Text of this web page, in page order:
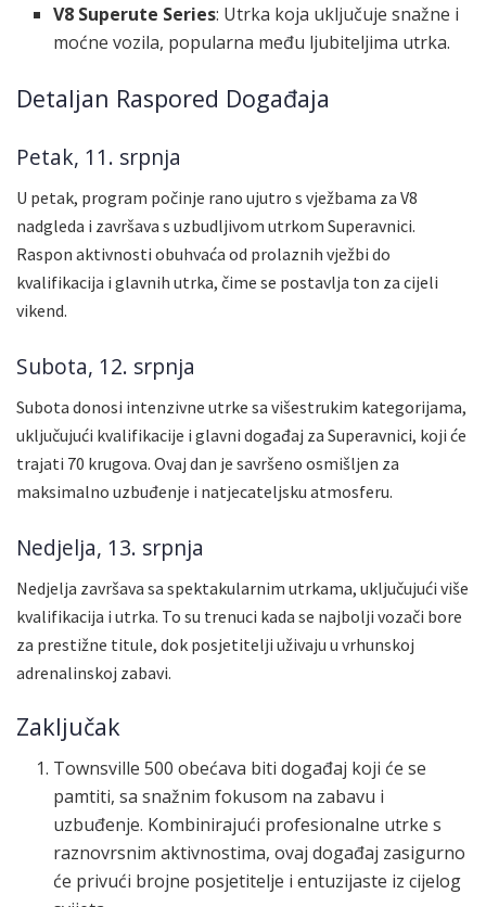
V8 Superute Series: Utrka koja uključuje snažne i
moćne vozila, popularna među ljubiteljima utrka.
Detaljan Raspored Događaja
Petak, 11. srpnja
U petak, program počinje rano ujutro s vježbama za V8
nadgleda i završava s uzbudljivom utrkom Superavnici.
Raspon aktivnosti obuhvaća od prolaznih vježbi do
kvalifikacija i glavnih utrka, čime se postavlja ton za cijeli
vikend.
Subota, 12. srpnja
Subota donosi intenzivne utrke sa višestrukim kategorijama,
uključujući kvalifikacije i glavni događaj za Superavnici, koji će
trajati 70 krugova. Ovaj dan je savršeno osmišljen za
maksimalno uzbuđenje i natjecateljsku atmosferu.
Nedjelja, 13. srpnja
Nedjelja završava sa spektakularnim utrkama, uključujući više
kvalifikacija i utrka. To su trenuci kada se najbolji vozači bore
za prestižne titule, dok posjetitelji uživaju u vrhunskoj
adrenalinskoj zabavi.
Zaključak
Townsville 500 obećava biti događaj koji će se
pamtiti, sa snažnim fokusom na zabavu i
uzbuđenje. Kombinirajući profesionalne utrke s
raznovrsnim aktivnostima, ovaj događaj zasigurno
će privući brojne posjetitelje i entuzijaste iz cijelog